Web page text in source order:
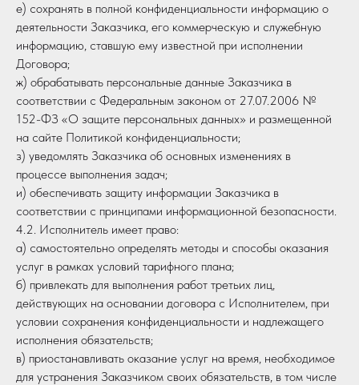
е) сохранять в полной конфиденциальности информацию о
деятельности Заказчика, его коммерческую и служебную
информацию, ставшую ему известной при исполнении
Договора;
ж) обрабатывать персональные данные Заказчика в
соответствии с Федеральным законом от 27.07.2006 №
152-ФЗ «О защите персональных данных» и размещенной
на сайте Политикой конфиденциальности;
з) уведомлять Заказчика об основных изменениях в
процессе выполнения задач;
и) обеспечивать защиту информации Заказчика в
соответствии с принципами информационной безопасности.
4.2. Исполнитель имеет право:
а) самостоятельно определять методы и способы оказания
услуг в рамках условий тарифного плана;
б) привлекать для выполнения работ третьих лиц,
действующих на основании договора с Исполнителем, при
условии сохранения конфиденциальности и надлежащего
исполнения обязательств;
в) приостанавливать оказание услуг на время, необходимое
для устранения Заказчиком своих обязательств, в том числе